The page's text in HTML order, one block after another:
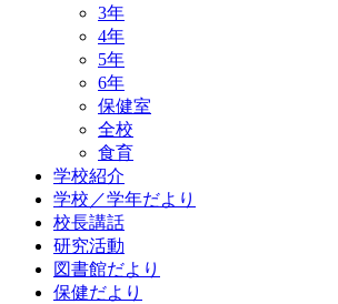
3年
4年
5年
6年
保健室
全校
食育
学校紹介
学校／学年だより
校長講話
研究活動
図書館だより
保健だより